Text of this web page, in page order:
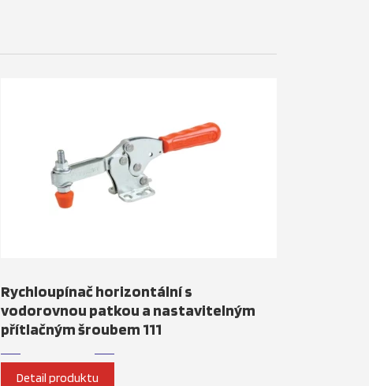
Rychloupínač horizontální s
vodorovnou patkou a nastavitelným
přítlačným šroubem 111
Detail produktu